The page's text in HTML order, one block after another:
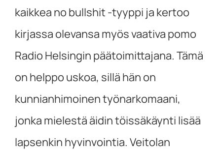
kaikkea no bullshit -tyyppi ja kertoo
kirjassa olevansa myös vaativa pomo
Radio Helsingin päätoimittajana. Tämä
on helppo uskoa, sillä hän on
kunnianhimoinen työnarkomaani,
jonka mielestä äidin töissäkäynti lisää
lapsenkin hyvinvointia. Veitolan